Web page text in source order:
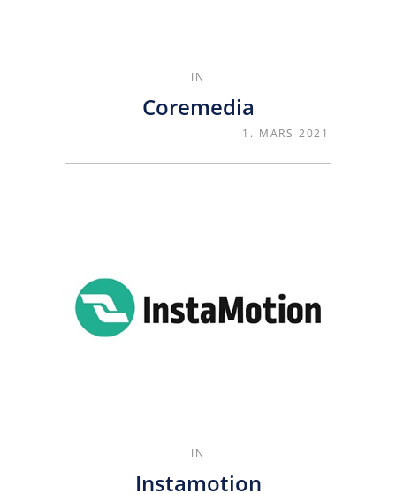
IN
Coremedia
1. MARS 2021
IN
Instamotion